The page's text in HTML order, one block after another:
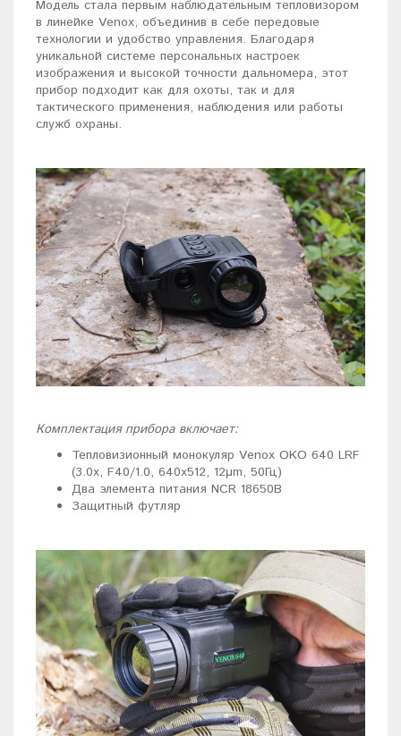
Модель стала первым наблюдательным тепловизором
в линейке Venox, объединив в себе передовые
технологии и удобство управления. Благодаря
уникальной системе персональных настроек
изображения и высокой точности дальномера, этот
прибор подходит как для охоты, так и для
тактического применения, наблюдения или работы
служб охраны.
Комплектация прибора включает:
Тепловизионный монокуляр Venox OKO 640 LRF
(3.0x, F40/1.0, 640x512, 12μm, 50Гц)
Два элемента питания NCR 18650B
Защитный футляр